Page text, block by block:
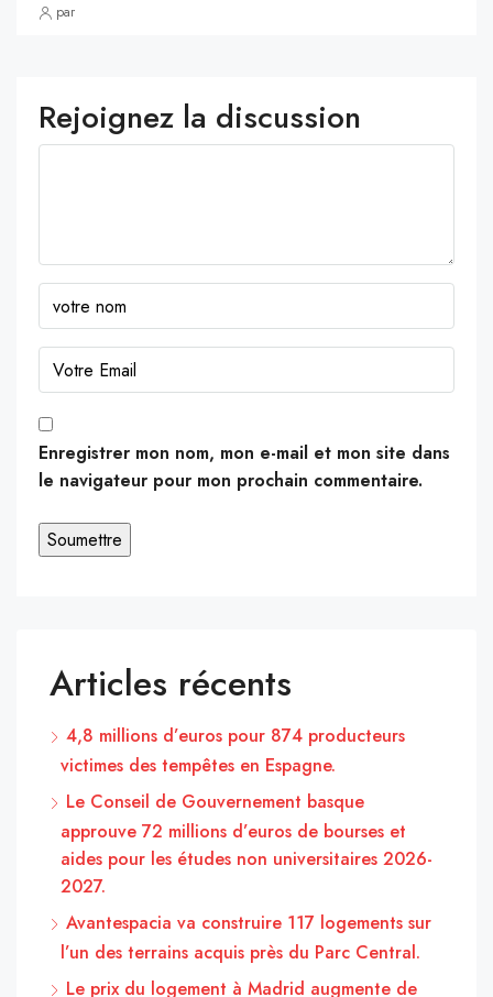
par
Rejoignez la discussion
Enregistrer mon nom, mon e-mail et mon site dans
le navigateur pour mon prochain commentaire.
Articles récents
4,8 millions d’euros pour 874 producteurs
victimes des tempêtes en Espagne.
Le Conseil de Gouvernement basque
approuve 72 millions d’euros de bourses et
aides pour les études non universitaires 2026-
2027.
Avantespacia va construire 117 logements sur
l’un des terrains acquis près du Parc Central.
Le prix du logement à Madrid augmente de